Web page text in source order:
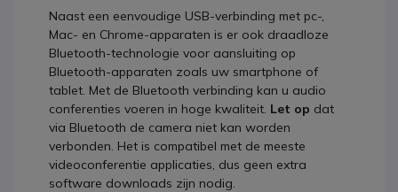
Naast een eenvoudige USB-verbinding met pc-,
Mac- en Chrome-apparaten is er ook draadloze
Bluetooth-technologie voor aansluiting op
Bluetooth-apparaten zoals uw smartphone of
tablet. Met de Bluetooth verbinding kan u audio
conferenties voeren in hoge kwaliteit. Let op dat
via Bluetooth de camera niet kan worden
verbonden. Het is compatibel met de meeste
videoconferentie applicaties, dus geen extra
software downloads zijn nodig.